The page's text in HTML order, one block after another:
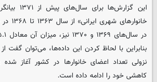
این
نزولی تعداد اعضای خانوارها در کشور آغاز
کاهشی خود را ادامه داده است.